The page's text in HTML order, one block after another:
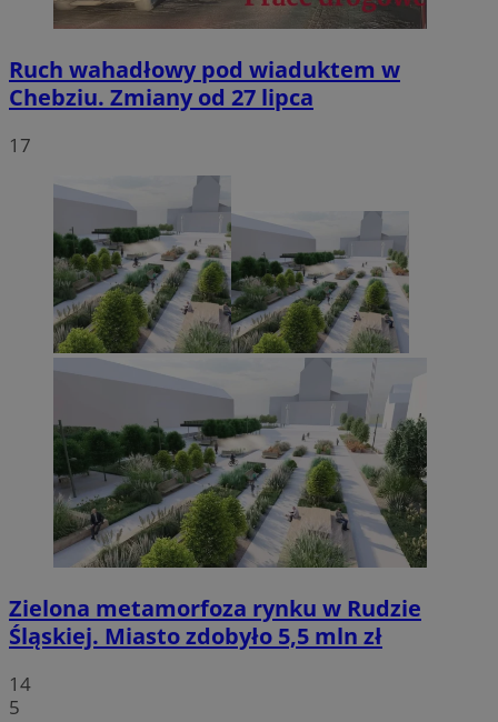
Ruch wahadłowy pod wiaduktem w
Chebziu. Zmiany od 27 lipca
17
Zielona metamorfoza rynku w Rudzie
Śląskiej. Miasto zdobyło 5,5 mln zł
14
5